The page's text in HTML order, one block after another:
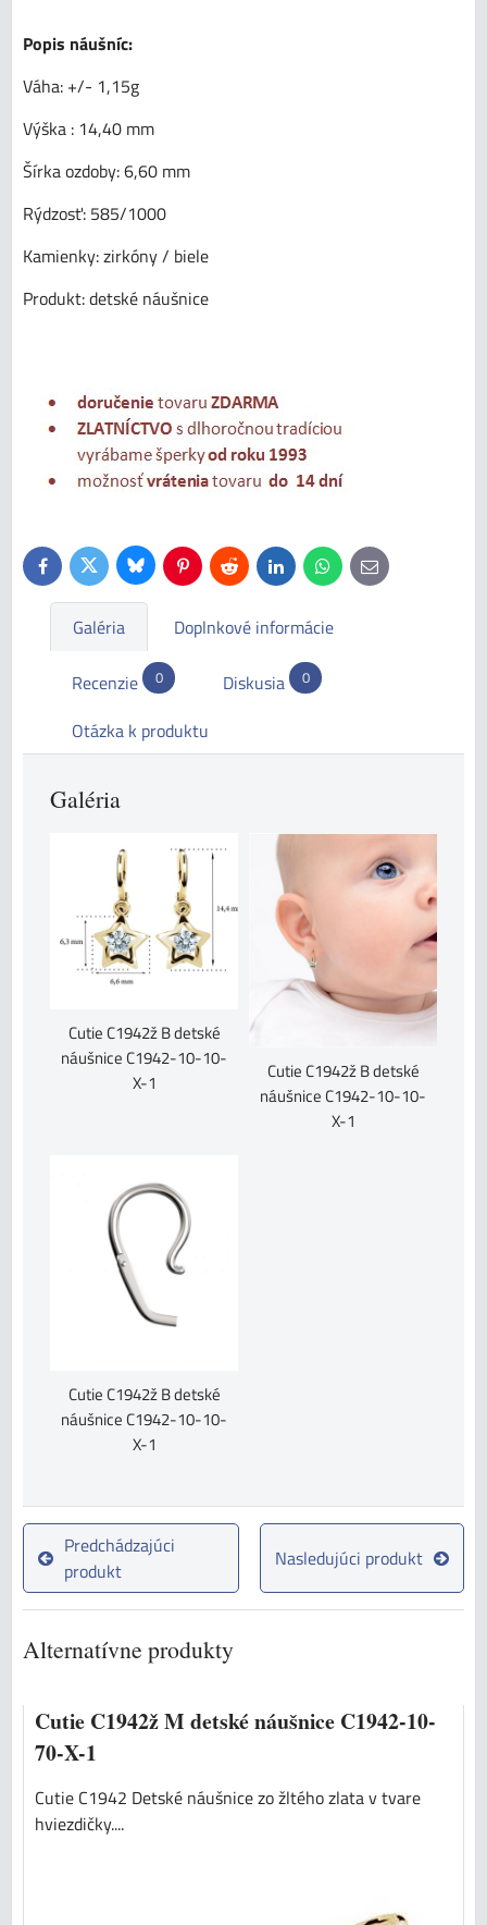
Popis náušníc:
Váha: +/- 1,15g
Výška : 14,40 mm
Šírka ozdoby: 6,60 mm
Rýdzosť: 585/1000
Kamienky: zirkóny / biele
Produkt: detské náušnice
FacebookTwitterBlueskyPinterestReddit LinkedInWhatsApp
E-
mail
Galéria Doplnkové informácie
Recenzie 0 Diskusia 0
Otázka k produktu
Galéria
Cutie C1942ž B detské
náušnice C1942-10-10-
X-1
Cutie C1942ž B detské
náušnice C1942-10-10-
X-1
Cutie C1942ž B detské
náušnice C1942-10-10-
X-1
Predchádzajúci
produkt
Nasledujúci produkt
Alternatívne produkty
Cutie C1942ž M detské náušnice C1942-10-
70-X-1
Cutie C1942 Detské náušnice zo žltého zlata v tvare
hviezdičky....